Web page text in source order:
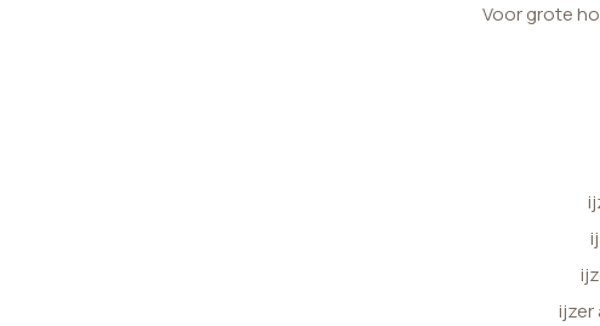
Voor grote
ijzer